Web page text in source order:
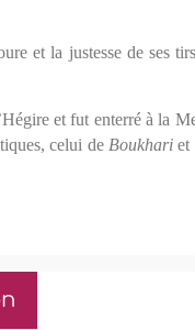
et la justesse de ses
et fut enterré à la
celui de Boukhariet